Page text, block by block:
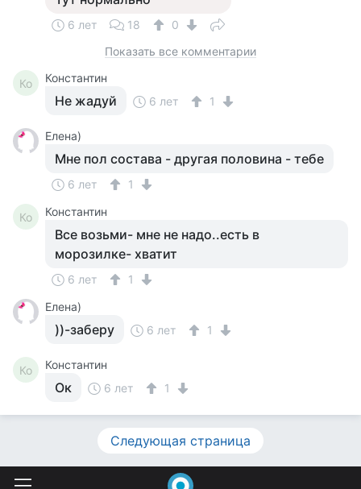
6 лет 18
0
Показать все комментарии
Ко Константин
Не жадуй 6 лет 1
Елена)
Мне пол состава - другая половина - тебе
6 лет 1
Ко Константин
Все возьми- мне не надо..есть в
морозилке- хватит
6 лет
1
Елена)
))-заберу 6 лет 1
Ко Константин
Ок 6 лет 1
Следующая страница